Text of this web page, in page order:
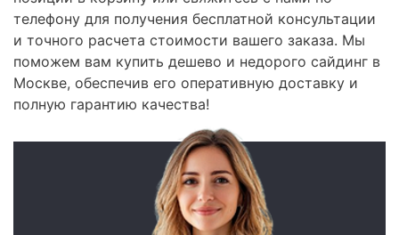
телефону для получения бесплатной консультации
и точного расчета стоимости вашего заказа. Мы
поможем вам купить дешево и недорого сайдинг в
Москве, обеспечив его оперативную доставку и
полную гарантию качества!